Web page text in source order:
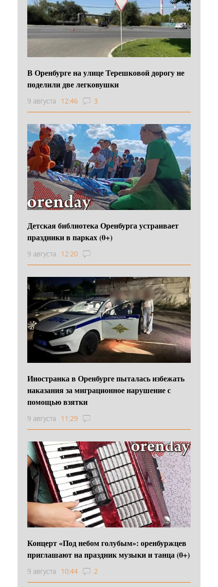
В Оренбурге на улице Терешковой дорогу не
поделили две легковушки
9 августа 12:46 3
Детская библиотека Оренбурга устраивает
праздники в парках (0+)
9 августа 12:20
Иностранка в Оренбурге пыталась избежать
наказания за миграционное нарушение с
помощью взятки
9 августа 11:29
Концерт «Под небом голубым»: оренбуржцев
приглашают на праздник музыки и танца (0+)
9 августа 10:44 2